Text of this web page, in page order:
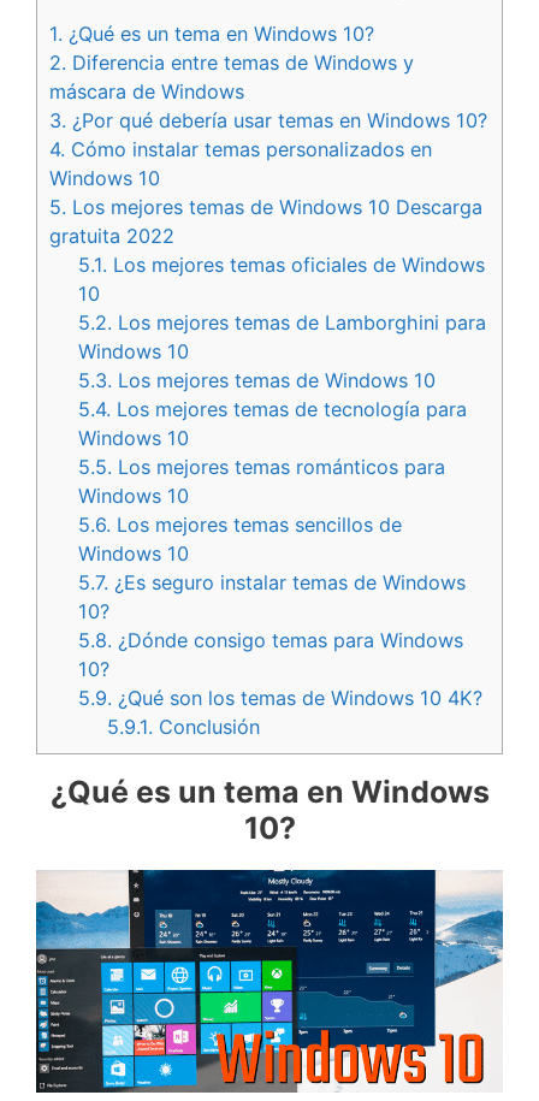
1. ¿Qué es un tema en Windows 10?
2. Diferencia entre temas de Windows y
máscara de Windows
3. ¿Por qué debería usar temas en Windows 10?
4. Cómo instalar temas personalizados en
Windows 10
5. Los mejores temas de Windows 10 Descarga
gratuita 2022
5.1. Los mejores temas oficiales de Windows
10
5.2. Los mejores temas de Lamborghini para
Windows 10
5.3. Los mejores temas de Windows 10
5.4. Los mejores temas de tecnología para
Windows 10
5.5. Los mejores temas románticos para
Windows 10
5.6. Los mejores temas sencillos de
Windows 10
5.7. ¿Es seguro instalar temas de Windows
10?
5.8. ¿Dónde consigo temas para Windows
10?
5.9. ¿Qué son los temas de Windows 10 4K?
5.9.1. Conclusión
¿Qué es un tema en Windows
10?